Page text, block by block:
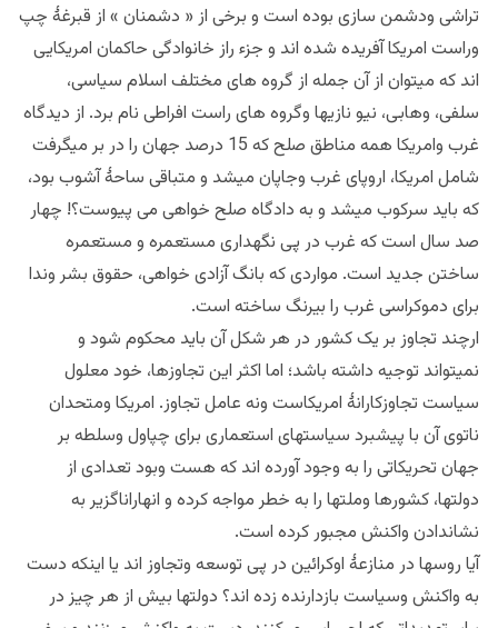
تراشی ودشمن سازی بوده است و برخی از « دشمنان » از قبرغۀ چپ
وراست امریکا آفریده شده اند و جزء راز خانوادگی حاکمان امریکایی
اند که میتوان از آن جمله از گروه های مختلف اسلام سیاسی،
سلفی، وهابی، نیو نازیها وگروه های راست افراطی نام برد. از دیدگاه
غرب وامریکا همه مناطق صلح که 15 درصد جهان را در بر میگرفت
شامل امریکا، اروپای غرب وجاپان میشد و متباقی ساحۀ آشوب بود،
که باید سرکوب میشد و به دادگاه صلح خواهی می پیوست؟! چهار
صد سال است که غرب در پی نگهداری مستعمره و مستعمره
ساختن جدید است. مواردی که بانگ آزادی خواهی، حقوق بشر وندا
برای دموکراسی غرب را بیرنگ ساخته است.
ارچند تجاوز بر یک کشور در هر شکل آن باید محکوم شود و
نمیتواند توجیه داشته باشد؛ اما اکثر این تجاوزها، خود معلول
سیاست تجاوزکارانۀ امریکاست ونه عامل تجاوز. امریکا ومتحدان
ناتوی آن با پیشبرد سیاستهای استعماری برای چپاول وسلطه بر
جهان تحریکاتی را به وجود آورده اند که هست وبود تعدادی از
دولتها، کشورها وملتها را به خطر مواجه کرده و انهاراناگزیر به
نشاندادن واکنش مجبور کرده است.
آیا روسها در منازعۀ اوکرائین در پی توسعه وتجاوز اند یا اینکه دست
به واکنش وسیاست بازدارنده زده اند؟ دولتها بیش از هر چیز در